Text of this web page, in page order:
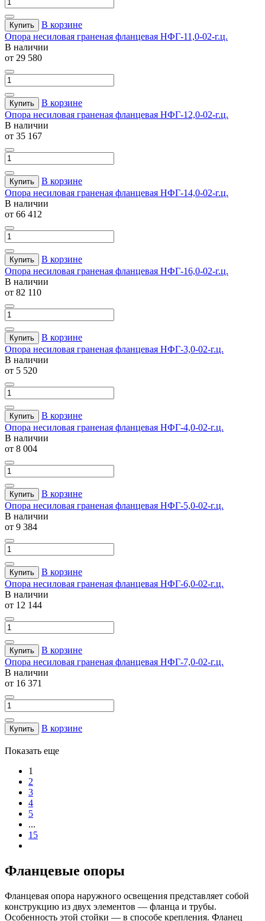
Купить
В корзине
Опора несиловая граненая фланцевая НФГ-11,0-02-г.ц.
В наличии
от 29 580
Купить
В корзине
Опора несиловая граненая фланцевая НФГ-12,0-02-г.ц.
В наличии
от 35 167
Купить
В корзине
Опора несиловая граненая фланцевая НФГ-14,0-02-г.ц.
В наличии
от 66 412
Купить
В корзине
Опора несиловая граненая фланцевая НФГ-16,0-02-г.ц.
В наличии
от 82 110
Купить
В корзине
Опора несиловая граненая фланцевая НФГ-3,0-02-г.ц.
В наличии
от 5 520
Купить
В корзине
Опора несиловая граненая фланцевая НФГ-4,0-02-г.ц.
В наличии
от 8 004
Купить
В корзине
Опора несиловая граненая фланцевая НФГ-5,0-02-г.ц.
В наличии
от 9 384
Купить
В корзине
Опора несиловая граненая фланцевая НФГ-6,0-02-г.ц.
В наличии
от 12 144
Купить
В корзине
Опора несиловая граненая фланцевая НФГ-7,0-02-г.ц.
В наличии
от 16 371
Купить В корзине
Показать еще
1
2
3
4
5
...
15
Фланцевые опоры
Фланцевая опора наружного освещения представляет собой
конструкцию из двух элементов — фланца и трубы.
Особенность этой стойки — в способе крепления. Фланец